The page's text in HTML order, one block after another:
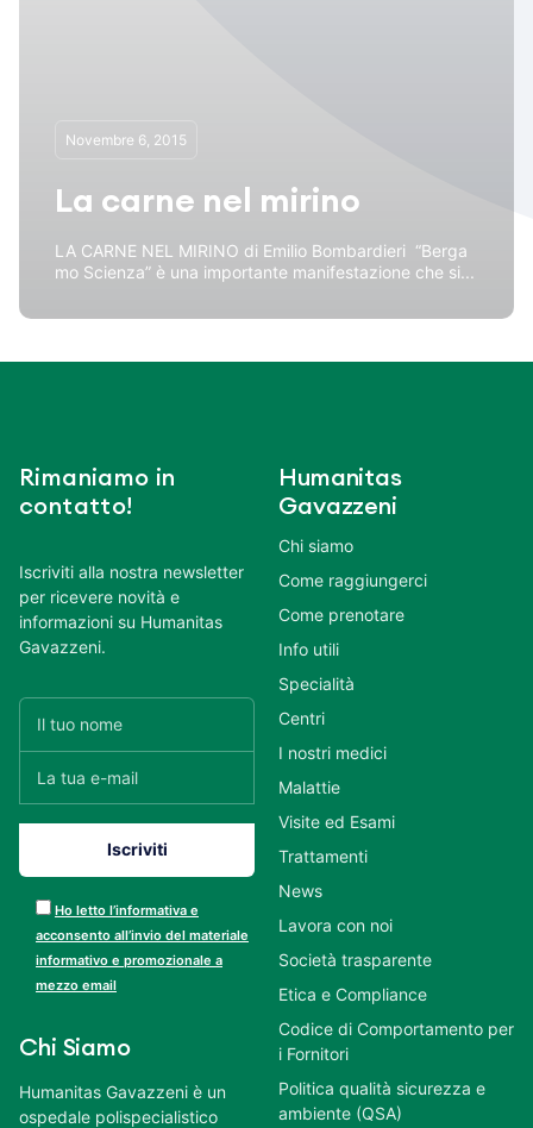
Novembre 6, 2015
La carne nel mirino
LA CARNE NEL MIRINO di Emilio Bombardieri “Berga
mo Scienza” è una importante manifestazione che si...
Rimaniamo in
contatto!
Iscriviti alla nostra newsletter
per ricevere novità e
informazioni su Humanitas
Gavazzeni.
Ho letto l’informativa e
acconsento all’invio del materiale
informativo e promozionale a
mezzo email
Chi Siamo
Humanitas Gavazzeni è un
ospedale polispecialistico
Humanitas
Gavazzeni
Chi siamo
Come raggiungerci
Come prenotare
Info utili
Specialità
Centri
I nostri medici
Malattie
Visite ed Esami
Trattamenti
News
Lavora con noi
Società trasparente
Etica e Compliance
Codice di Comportamento per
i Fornitori
Politica qualità sicurezza e
ambiente (QSA)